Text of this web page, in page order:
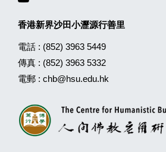
香港新界沙田小瀝源行善里
電話 : (852) 3963 5449
傳真 : (852) 3963 5332
電郵 : chb@hsu.edu.hk